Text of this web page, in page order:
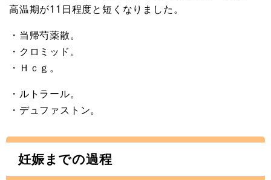
高温期が11日程度と短くなりました。
・当帰芍薬散。
・クロミッド。
・Ｈｃｇ。
・ルトラール。
・デュファストン。
妊娠までの過程